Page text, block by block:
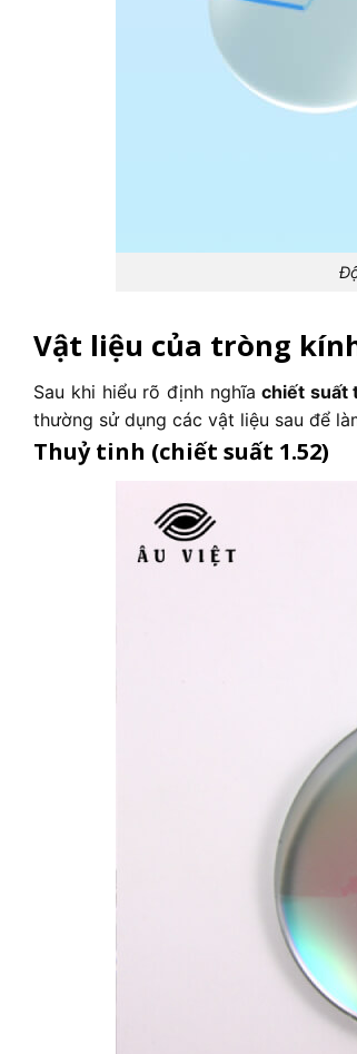
Vật liệu của tròng
Sau khi hiểu rõ định nghĩa chiết suất
thường sử dụng các vật liệu sau để
Thuỷ tinh (chiết suất 1.52)